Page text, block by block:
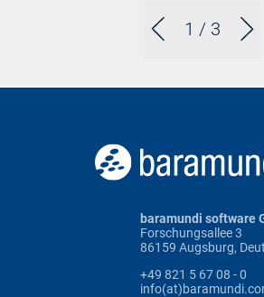
1 / 3
baramundi software
Forschungsallee 3
86159 Augsburg,
+49 821 5 67 08 - 0